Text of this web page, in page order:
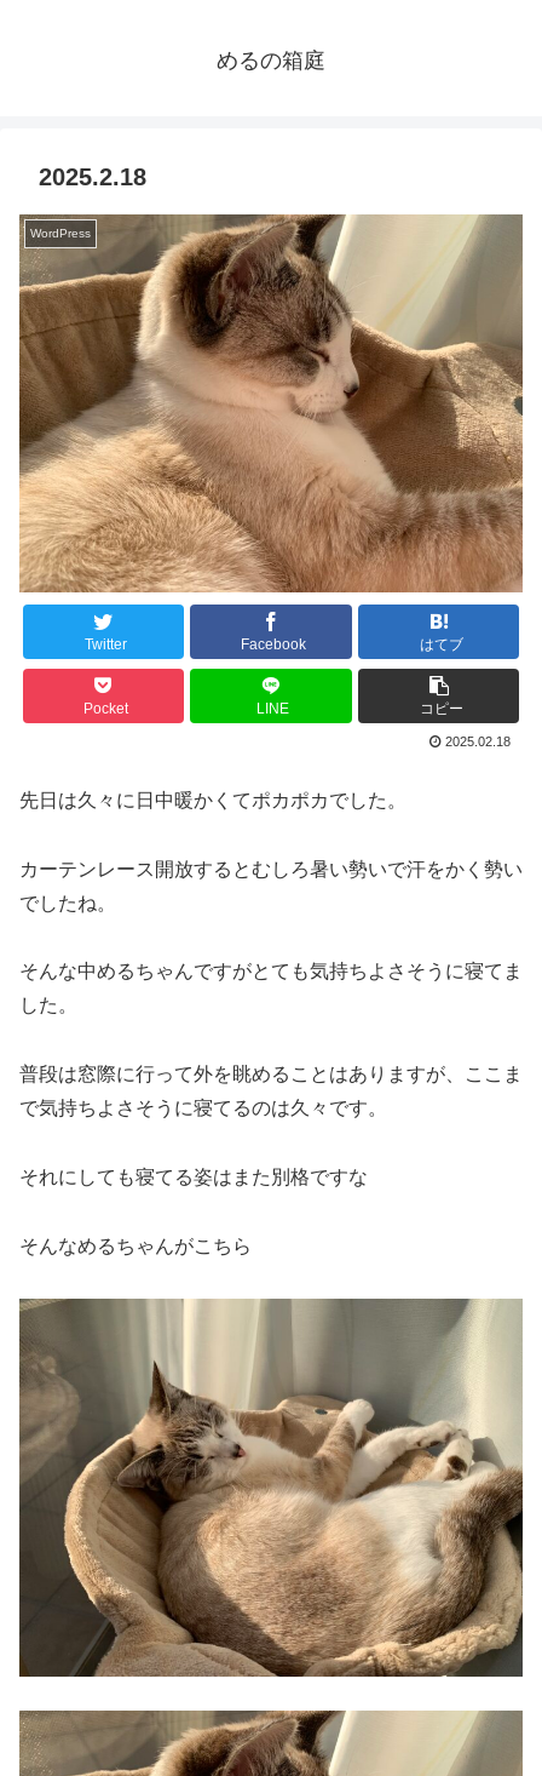
めるの箱庭
2025.2.18
WordPress
Twitter Facebook はてブ
Pocket LINE コピー
2025.02.18
先日は久々に日中暖かくてポカポカでした。
カーテンレース開放するとむしろ暑い勢いで汗をかく勢い
でしたね。
そんな中めるちゃんですがとても気持ちよさそうに寝てま
した。
普段は窓際に行って外を眺めることはありますが、ここま
で気持ちよさそうに寝てるのは久々です。
それにしても寝てる姿はまた別格ですな
そんなめるちゃんがこちら